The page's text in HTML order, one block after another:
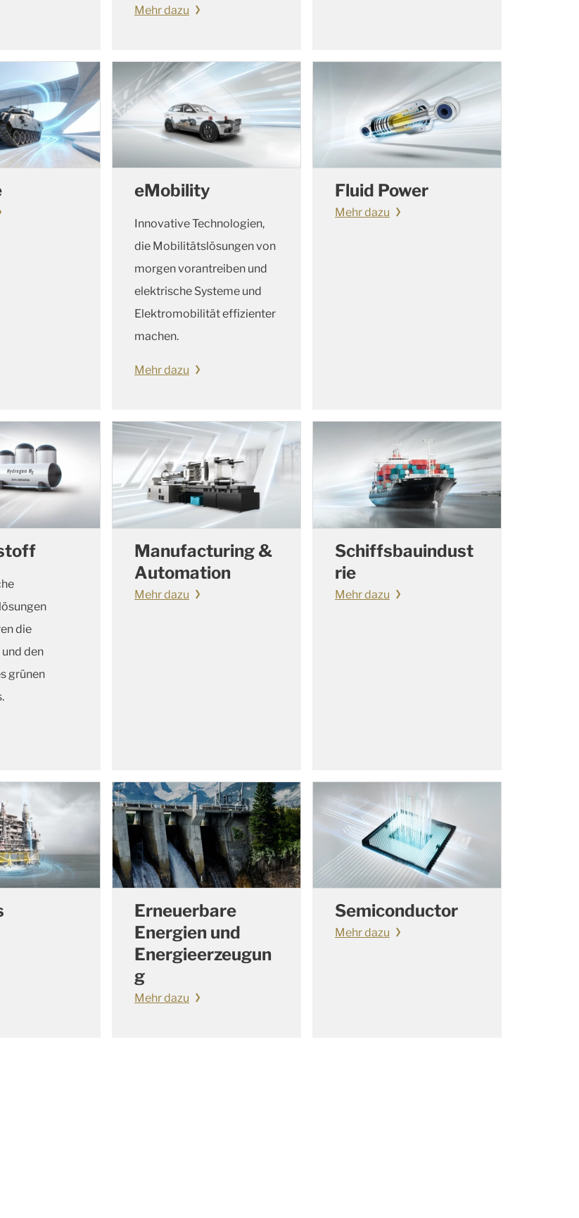
Mehr dazu
eMobility
Innovative Technologien,
die Mobilitätslösungen von
morgen vorantreiben und
elektrische Systeme und
Elektromobilität effizienter
machen.
Mehr dazu
Fluid Power
Mehr dazu
die
den
grünen
Manufacturing &
Automation
Mehr dazu
Schiffsbauindust
rie
Mehr dazu
Erneuerbare
Energien und
Energieerzeugun
g
Mehr dazu
Semiconductor
Mehr dazu